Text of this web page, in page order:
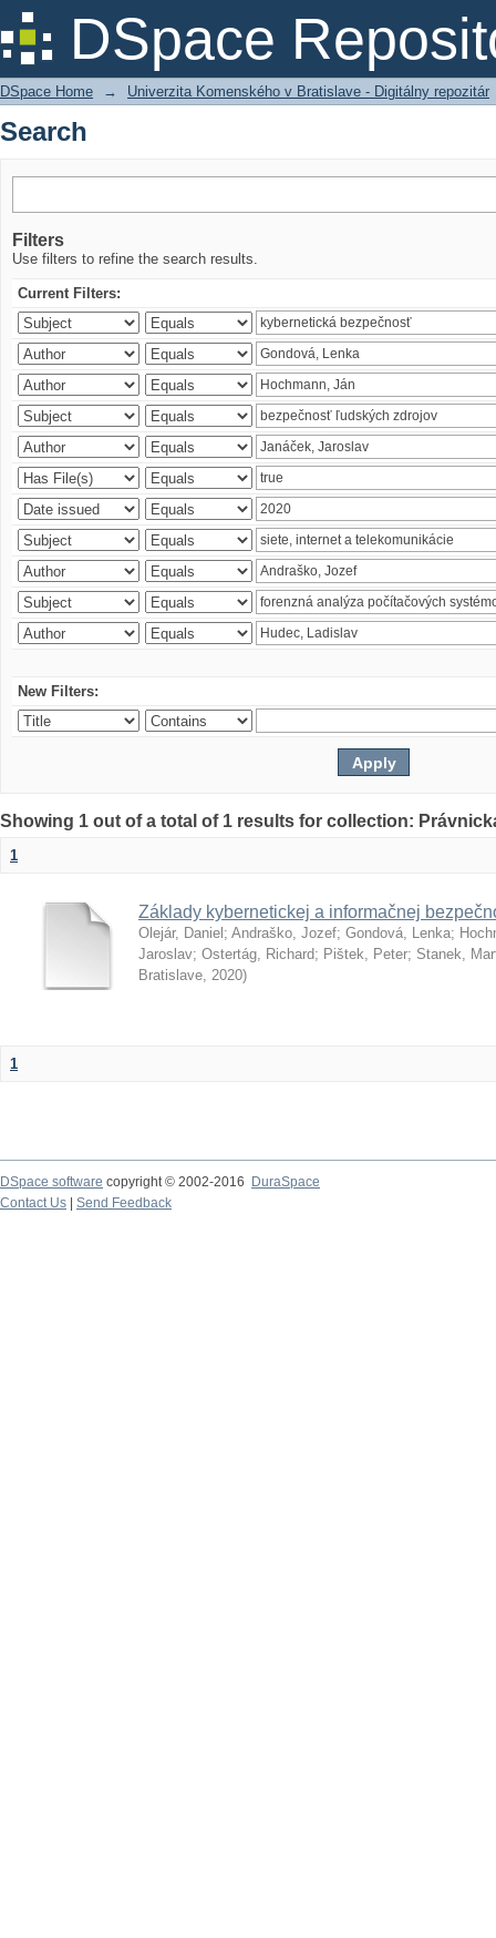
DSpace
Search
DSpace Home → Univerzita Komenského v Bratislave - Digitálny repozitár
Search
Filters
Use filters to refine the search results.
Current Filters:
New Filters:
Showing 1 out of a total of 1 results for collection:
1
Základy kybernetickej a informačnej
Olejár, Daniel ; Andraško, Jozef; Gondová, Lenka;
Jaroslav; Ostertág, Richard; Pištek, Peter; Stanek,
Bratislave, 2020)
1
DSpace software copyright © 2002-2016
DuraSpace
Contact Us
Send Feedback